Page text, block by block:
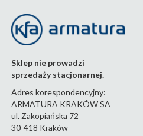
Sklep nie prowadzi
sprzedaży stacjonarnej.
Adres korespondencyjny:
ARMATURA KRAKÓW SA
ul. Zakopiańska 72
30-418 Kraków